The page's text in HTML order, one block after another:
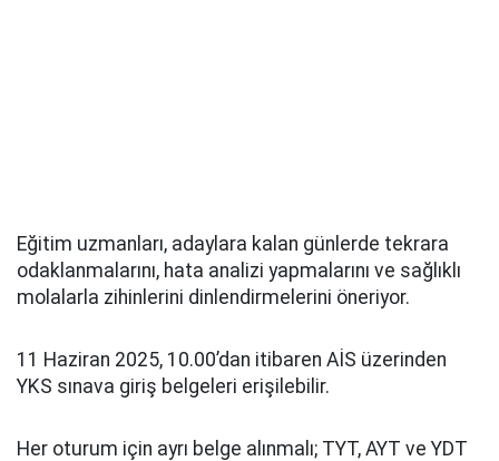
Eğitim uzmanları, adaylara kalan günlerde tekrara
odaklanmalarını, hata analizi yapmalarını ve sağlıklı
molalarla zihinlerini dinlendirmelerini öneriyor.
11 Haziran 2025, 10.00’dan itibaren AİS üzerinden
YKS sınava giriş belgeleri erişilebilir.
Her oturum için ayrı belge alınmalı; TYT, AYT ve YDT